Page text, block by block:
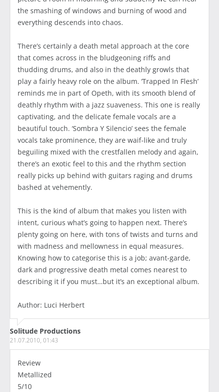
the smashing of windows and burning of wood and
everything descends into chaos.
There’s certainly a death metal approach at the core
that comes across in the bludgeoning riffs and
thudding drums, and also in the deathly growls that
play a fairly heavy role on the album. ‘Trapped In Flesh’
reminds me in part of Opeth, with its smooth blend of
deathly rhythm with a jazz suaveness. This one is really
captivating, and the delicate female vocals are a
beautiful touch. ‘Sombra Y Silencio’ sees the female
vocals take prominence, they are waif-like and truly
beguiling mixed with the crestfallen melody and again,
there’s an exotic feel to this and the rhythm section
really picks up behind with guitars raging and drums
bashed at vehemently.
This is the kind of album that makes you listen with
intent, curious what’s going to happen next. There’s
plenty going on here, with tons of twists and turns and
with madness and mellowness in equal measures.
Knowing how to categorise this is a job; avant-garde,
dark and progressive death metal comes nearest to
describing it if you must…but it’s an exceptional album.
Author: Luci Herbert
Solitude Productions
21.07.2010, 01:43
Review
Metallized
5/10